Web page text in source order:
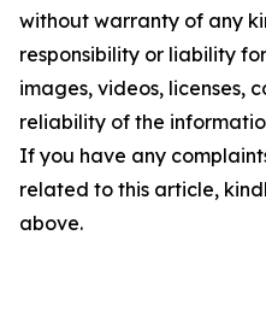
without warranty of any
responsibility or liability
images, videos, licenses,
reliability of the
If you have any
related to this article,
above.